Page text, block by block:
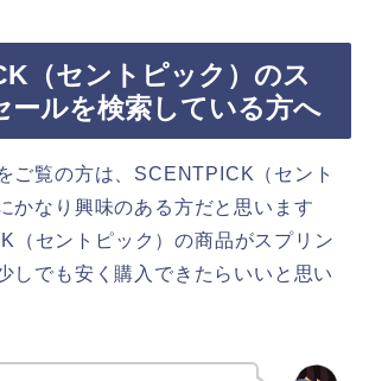
（セントピック）のス
ールを検索している方へ
ご覧の方は、SCENTPICK（セント
かなり興味のある方だと思います
（セントピック）の商品がスプリン
しでも安く購入できたらいいと思い